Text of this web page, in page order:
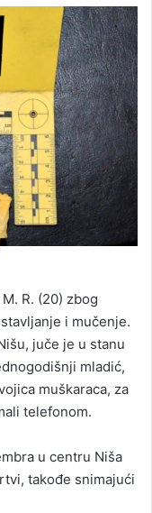
R. (20) zbog
i mučenje.
juče je u stanu
mladić,
muškaraca, za
telefonom.
u centru Niša
takođe snimajući